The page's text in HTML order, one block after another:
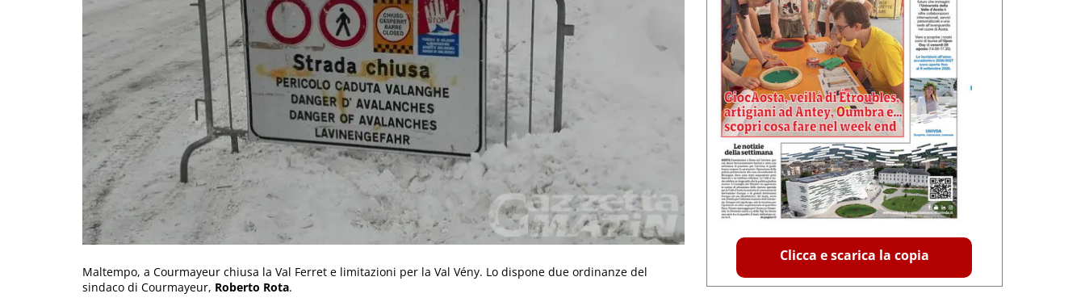
Maltempo, a Courmayeur chiusa la Val Ferret e limitazioni per la Val Vény. Lo dispone due ordinanze del
sindaco di Courmayeur, Roberto Rota.
Clicca e scarica la copia